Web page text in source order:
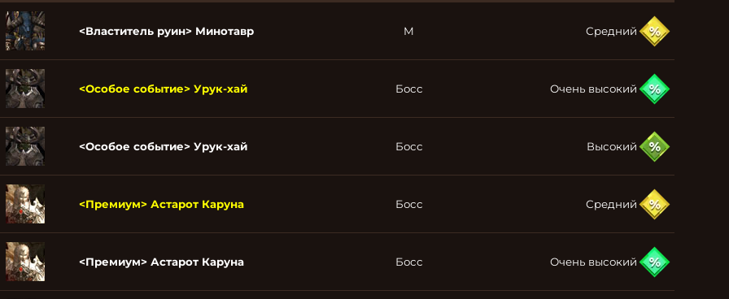
<Властитель руин> Минотавр M Средний
<Особое событие> Урук-хай Босс Очень высокий
<Особое событие> Урук-хай Босс Высокий
<Премиум> Астарот Каруна Босс Средний
<Премиум> Астарот Каруна Босс Очень высокий